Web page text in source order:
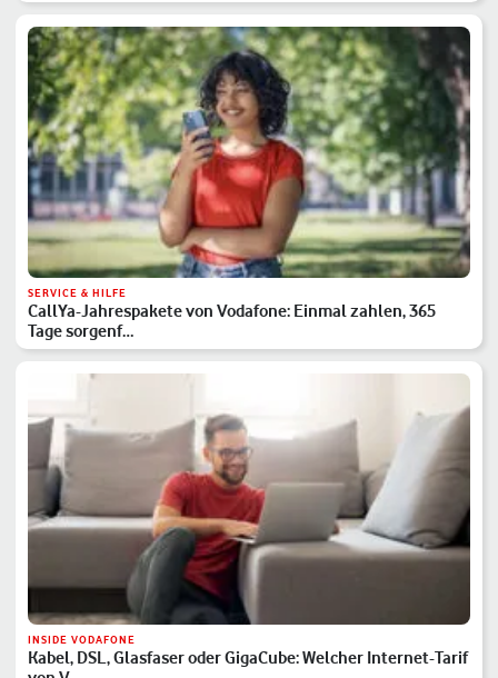
SERVICE & HILFE
CallYa-Jahrespakete von Vodafone: Einmal zahlen, 365
Tage sorgenf…
INSIDE VODAFONE
Kabel, DSL, Glasfaser oder GigaCube: Welcher Internet-Tarif